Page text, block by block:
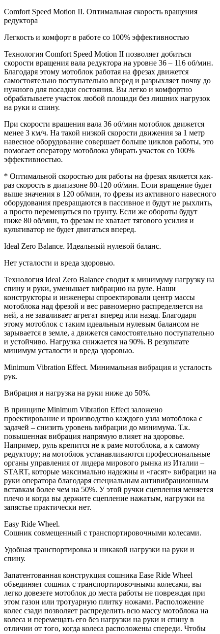
Comfort Speed Motion II. Оптимальная скорость вращения
редуктора
Легкость и комфорт в работе со 100% эффективностью
Технология Comfort Speed Motion II позволяет добиться
скорости вращения вала редуктора на уровне 36 – 116 об/мин.
Благодаря этому мотоблок работая на фрезах движется
самостоятельно поступательно вперед и разрыхляет почву до
нужного для посадки состояния. Вы легко и комфортно
обрабатываете участок любой площади без лишних нагрузок
на руки и спину.
При скорости вращения вала 36 об/мин мотоблок движется
менее 3 км/ч. На такой низкой скорости движения за 1 метр
навесное оборудование совершает больше циклов работы, это
помогает оператору мотоблока убирать участок со 100%
эффективностью.
* Оптимальной скоростью для работы на фрезах является как-
раз скорость в диапазоне 80-120 об/мин. Если вращение будет
выше значения в 120 об/мин, то фрезы из активного навесного
оборудования превращаются в пассивное и будут не рыхлить,
а просто перемещаться по грунту. Если же обороты будут
ниже 80 об/мин, то фрезам не хватает тягового усилия и
культиватор не будет двигаться вперед.
Ideal Zero Balance. Идеальный нулевой баланс.
Нет усталости и вреда здоровью.
Технология Ideal Zero Balance сводит к минимуму нагрузку на
спину и руки, уменьшает вибрацию на руле. Наши
конструкторы и инженеры спроектировали центр массы
мотоблока над фрезой и вес равномерно распределяется на
ней, а не заваливает агрегат вперед или назад. Благодаря
этому мотоблок с таким идеальным нулевым балансом не
зарывается в земле, а движется самостоятельно поступательно
и устойчиво. Нагрузка снижается на 90%. В результате
минимум усталости и вреда здоровью.
Minimum Vibration Effect. Минимальная вибрация и усталость
рук.
Вибрация и нагрузка на руки ниже до 50%.
В принципе Minimum Vibration Effect заложено
проектирование и производство каждого узла мотоблока с
задачей – снизить уровень вибрации до минимума. Т.к.
повышенная вибрация напрямую влияет на здоровье.
Например, руль крепится не к раме мотоблока, а к самому
редуктору; на мотоблок устанавливаются профессиональные
органы управления от лидера мирового рынка из Италии –
START, которые максимально надежны и «гасят» вибрации на
руки оператора благодаря специальным антивибрационным
вставкам более чем на 50%. У этой ручки сцепления меняется
плечо и когда вы держите сцепление нажатым, нагрузки на
запястье практически нет.
Easy Ride Wheel.
Сошник совмещенный с транспортировочными колесами.
Удобная транспортировка и никакой нагрузки на руки и
спину.
Запатентованная конструкция сошника Ease Ride Wheel
объединяет сошник с транспортировочными колесами, вы
легко довезете мотоблок до места работы не повреждая при
этом газон или тротуарную плитку ножами. Расположение
колес сзади позволяет распределить всю массу мотоблока на
колеса и перемещать его без нагрузки на руки и спину в
отличии от того, когда колеса расположены спереди. Чтобы